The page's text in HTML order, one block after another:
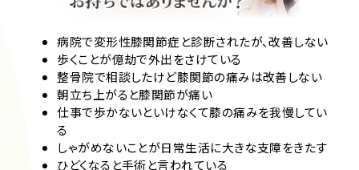
病院で変形性膝関節症と診断されたが、改善しない
歩くことが億劫で外出をさけている
整骨院で相談したけど膝関節の痛みは改善しない
朝立ち上がると膝関節が痛い
仕事で歩かないといけなくて膝の痛みを我慢してい
る
しゃがめないことが日常生活に大きな支障をきたす
ひどくなると手術と言われている